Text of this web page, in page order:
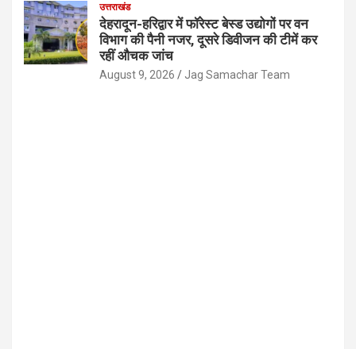
उत्तराखंड
देहरादून-हरिद्वार में फॉरेस्ट बेस्ड उद्योगों पर वन
विभाग की पैनी नजर, दूसरे डिवीजन की टीमें कर
रहीं औचक जांच
August 9, 2026 Jag Samachar Team